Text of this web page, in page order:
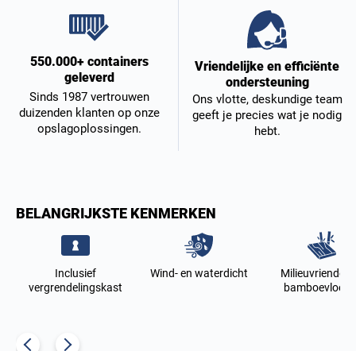
550.000+ containers
geleverd
Sinds 1987 vertrouwen
duizenden klanten op onze
opslagoplossingen.
Vriendelijke en efficiënte
ondersteuning
Ons vlotte, deskundige team
geeft je precies wat je nodig
hebt.
BELANGRIJKSTE KENMERKEN
Inclusief
vergrendelingskast
Wind- en waterdicht